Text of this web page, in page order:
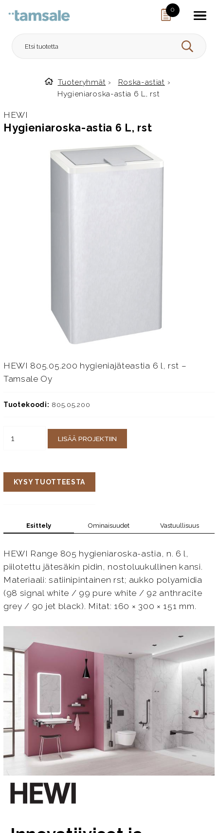
0
HAE
Etusivulle
Tuoteryhmät › Roska-astiat ›
Hygieniaroska-astia 6 L, rst
HEWI
Hygieniaroska-astia 6 L, rst
HEWI 805.05.200 hygieniajäteastia 6 l, rst –
Tamsale Oy
Tuotekoodi: 805.05.200
LISÄÄ PROJEKTIIN
KYSY TUOTTEESTA
Esittely Ominaisuudet Vastuullisuus
HEWI Range 805 hygieniaroska-astia, n. 6 l,
piilotettu jätesäkin pidin, nostoluukullinen kansi.
Materiaali: satiinipintainen rst; aukko polyamidia
(98 signal white / 99 pure white / 92 anthracite
grey / 90 jet black). Mitat: 160 × 300 × 151 mm.